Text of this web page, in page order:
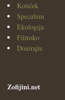
Kotiček
Speculum
Ekologija
Filmsko
Donirajte
Zofijini.net